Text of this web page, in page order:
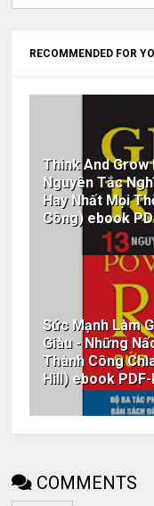
RECOMMENDED FOR
Think And Grow
Nguyên Tắc
Hay Nhất Mọi
Công) ebook
Sức Mạnh Làm
Giàu - Những
Thành Công
Hill) ebook PDF-
COMMENTS